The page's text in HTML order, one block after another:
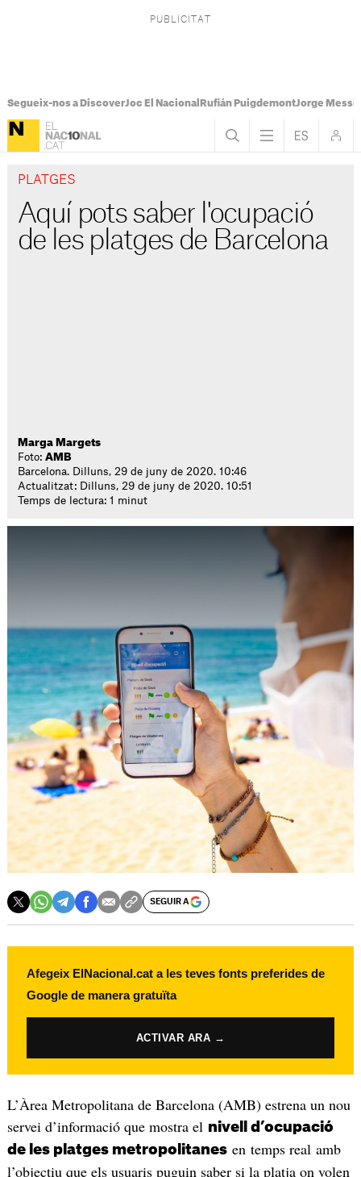
Segueix-nos a DiscoverJoc El Nacional Rufián PuigdemontJorge Messi
PLATGES
Aquí pots saber l'ocupació
de les platges de Barcelona
Marga Margets
Foto:AMB
Barcelona. Dilluns, 29 de juny de 2020. 10:46
Actualitzat: Dilluns, 29 de juny de 2020. 10:51
Temps de lectura: 1 minut
SEGUIR A
Afegeix ElNacional.cat a les teves fonts preferides de
Google de manera gratuïta
ACTIVAR ARA →
L’Àrea Metropolitana de Barcelona (AMB) estrena un nou
servei d’informació que mostra el nivell d’ocupació
de les platges metropolitanesen temps real amb
l’objectiu que els usuaris puguin saber si la platja on volen